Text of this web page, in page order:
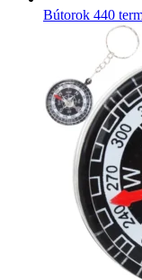
Bútorok 440